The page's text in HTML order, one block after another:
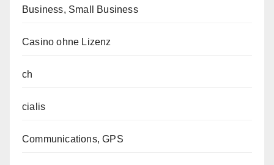
Business, Small Business
Casino ohne Lizenz
ch
cialis
Communications, GPS